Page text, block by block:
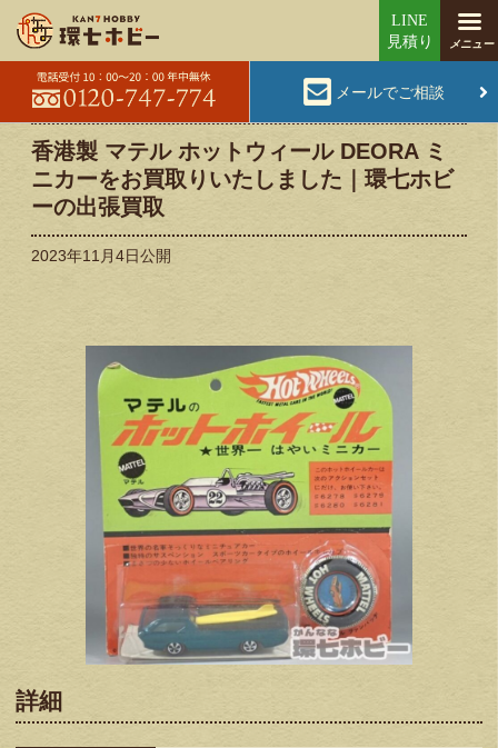
メールでご相談
香港製 マテル ホットウィール DEORA ミ
ニカーをお買取りいたしました｜環七ホビ
ーの出張買取
2023年11月4日公開
詳細